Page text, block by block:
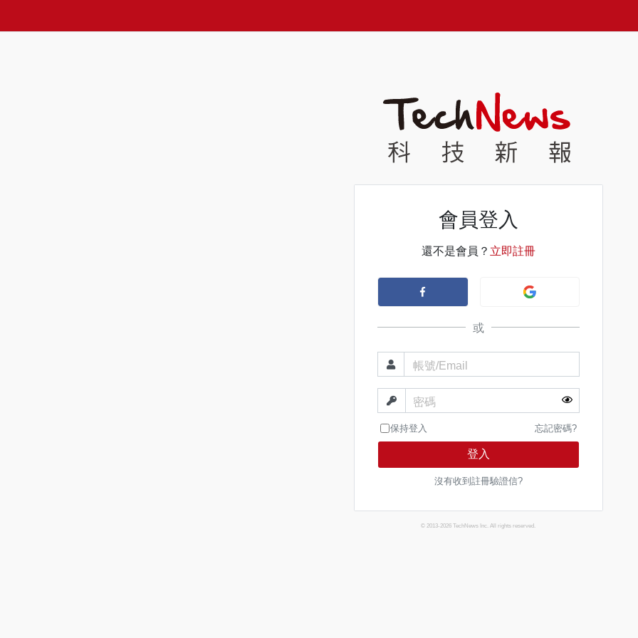
會員登入
還不是會員？ 立即註冊
或
帳號/Email
密碼
保持登入 忘記密碼?
登入
沒有收到註冊驗證信?
© 2013-2026 TechNews Inc. All rights reserved.